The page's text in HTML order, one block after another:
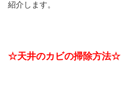
紹介します。
☆天井のカビの掃除方法☆